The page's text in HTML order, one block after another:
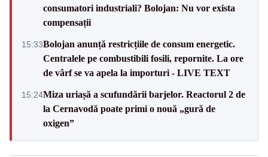
consumatori industriali? Bolojan: Nu vor exista
compensații
15:33Bolojan anunță restricțiile de consum energetic.
Centralele pe combustibili fosili, repornite. La ore
de vârf se va apela la importuri - LIVE TEXT
15:24Miza uriașă a scufundării barjelor. Reactorul 2 de
la Cernavodă poate primi o nouă „gură de
oxigen”